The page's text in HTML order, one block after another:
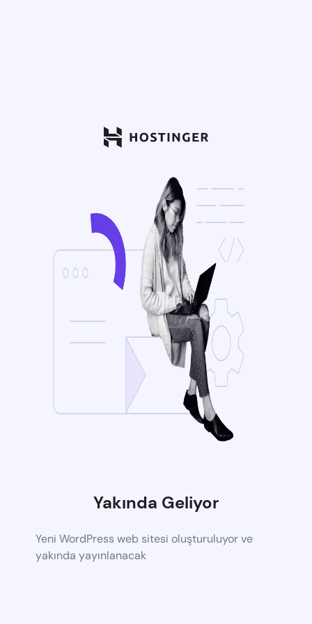
Yakında Geliyor
Yeni WordPress web sitesi oluşturuluyor ve
yakında yayınlanacak